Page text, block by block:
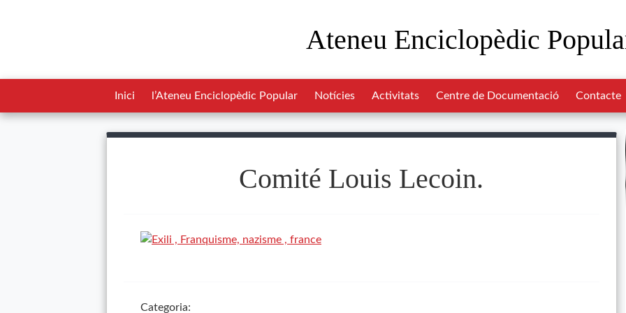
Ateneu Enciclopèdic
Inici l’Ateneu Enciclopèdic Popular Notícies Activitats Centre de Documentació Contacte
Comité Louis Lecoin.
Categoria: